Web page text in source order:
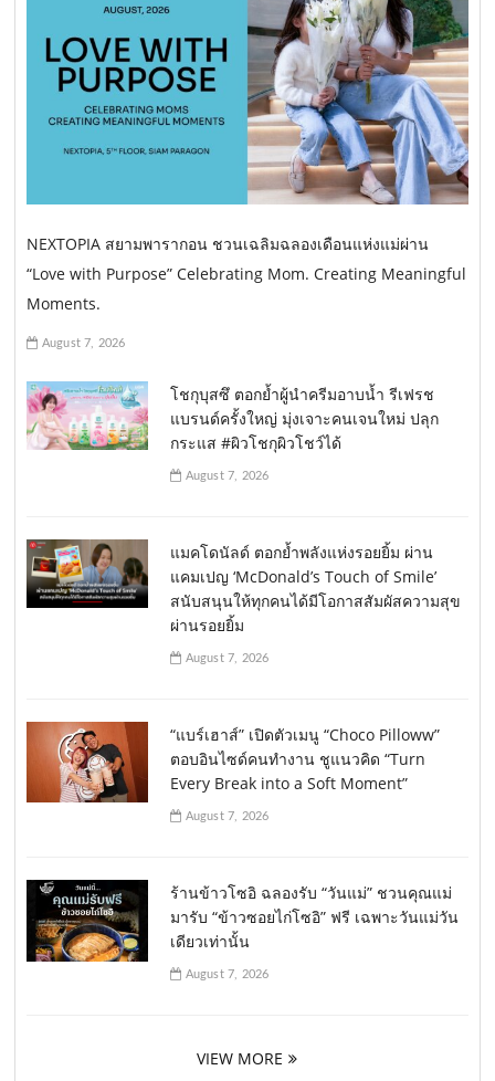
NEXTOPIA สยามพารากอน ชวนเฉลิมฉลองเดือนแห่งแม่ผ่าน
“Love with Purpose” Celebrating Mom. Creating Meaningful
Moments.
August 7, 2026
โชกุบุสซึ ตอกย้ำผู้นำครีมอาบน้ำ รีเฟรช
แบรนด์ครั้งใหญ่ มุ่งเจาะคนเจนใหม่ ปลุก
กระแส #ผิวโชกุผิวโชว์ได้
August 7, 2026
แมคโดนัลด์ ตอกย้ำพลังแห่งรอยยิ้ม ผ่าน
แคมเปญ ‘McDonald’s Touch of Smile’
สนับสนุนให้ทุกคนได้มีโอกาสสัมผัสความสุข
ผ่านรอยยิ้ม
August 7, 2026
“แบร์เฮาส์” เปิดตัวเมนู “Choco Pilloww”
ตอบอินไซด์คนทำงาน ชูแนวคิด “Turn
Every Break into a Soft Moment”
August 7, 2026
ร้านข้าวโซอิ ฉลองรับ “วันแม่” ชวนคุณแม่
มารับ “ข้าวซอยไก่โซอิ” ฟรี เฉพาะวันแม่วัน
เดียวเท่านั้น
August 7, 2026
VIEW MORE